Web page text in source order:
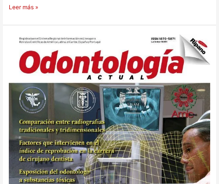
Leer más »
Odontología